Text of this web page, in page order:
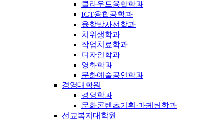
클라우드융합학과
ICT융합공학과
융합방사선학과
치위생학과
작업치료학과
디자인학과
영화학과
문화예술공연학과
경영대학원
경영학과
문화콘텐츠기획·마케팅학과
선교복지대학원